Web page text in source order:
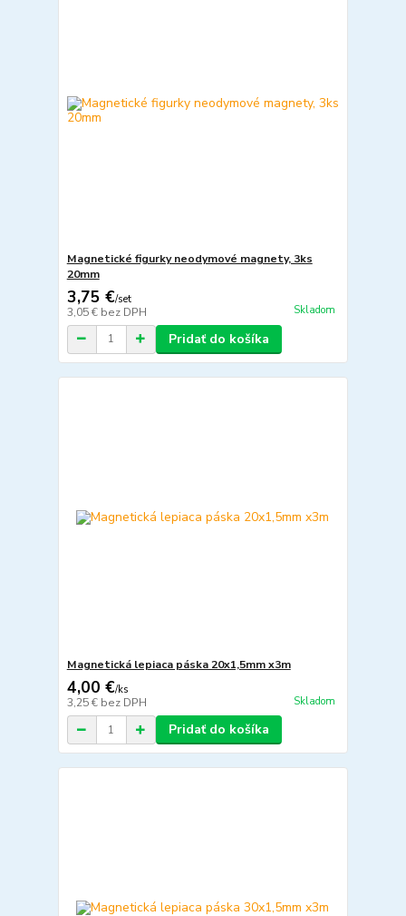
Magnetické figurky neodymové magnety, 3ks
20mm
3,75 €/set
3,05 € bez DPH Skladom
Pridať do košíka
Magnetická lepiaca páska 20x1,5mm x3m
4,00 €/ks
3,25 € bez DPH Skladom
Pridať do košíka